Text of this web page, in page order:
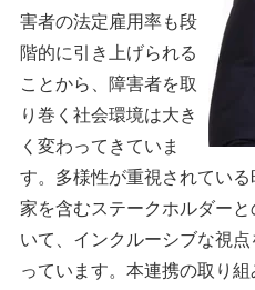
害者の法定雇用率も段
階的に引き上げられる
ことから、障害者を取
り巻く社会環境は大き
く変わってきていま
す。多様性が重視されてい
家を含むステークホルダー
いて、インクルーシブな視
っています。本連携の取り